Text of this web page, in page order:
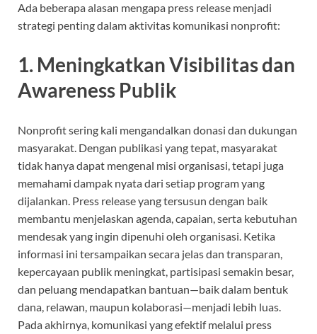
Ada beberapa alasan mengapa press release menjadi
strategi penting dalam aktivitas komunikasi nonprofit:
1. Meningkatkan Visibilitas dan
Awareness Publik
Nonprofit sering kali mengandalkan donasi dan dukungan
masyarakat. Dengan publikasi yang tepat, masyarakat
tidak hanya dapat mengenal misi organisasi, tetapi juga
memahami dampak nyata dari setiap program yang
dijalankan. Press release yang tersusun dengan baik
membantu menjelaskan agenda, capaian, serta kebutuhan
mendesak yang ingin dipenuhi oleh organisasi. Ketika
informasi ini tersampaikan secara jelas dan transparan,
kepercayaan publik meningkat, partisipasi semakin besar,
dan peluang mendapatkan bantuan—baik dalam bentuk
dana, relawan, maupun kolaborasi—menjadi lebih luas.
Pada akhirnya, komunikasi yang efektif melalui press